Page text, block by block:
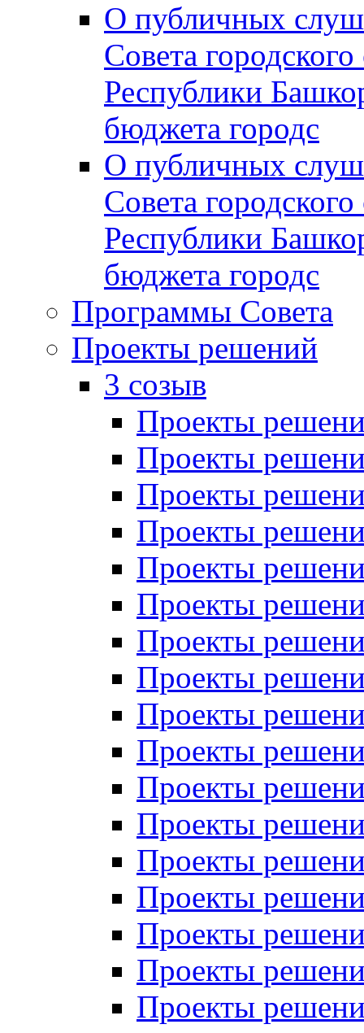
О публичных
Совета
Республики
бюджета городс
О публичных
Совета
Республики
бюджета городс
Программы Совета
Проекты решений
3 созыв
Проекты
Проекты
Проекты
Проекты
Проекты
Проекты
Проекты
Проекты
Проекты
Проекты
Проекты
Проекты
Проекты
Проекты
Проекты
Проекты
Проекты